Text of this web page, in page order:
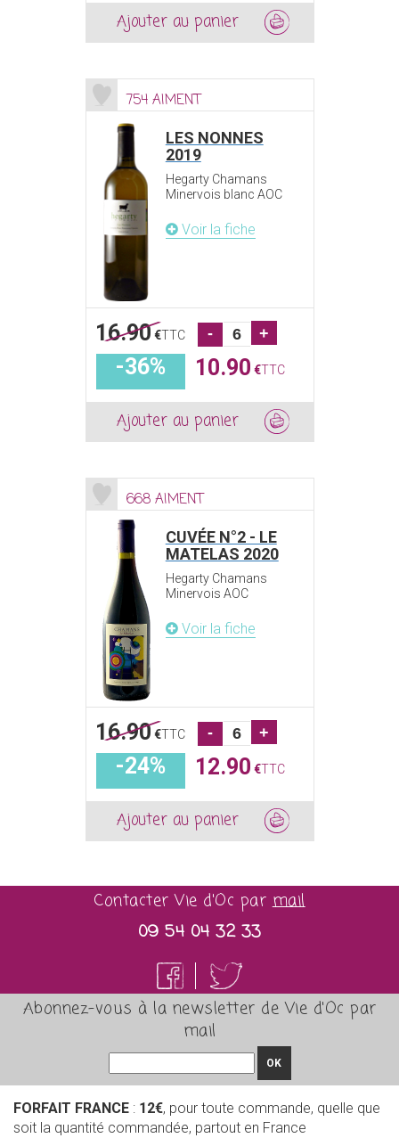
Ajouter au panier
754 AIMENT
LES NONNES
2019
Hegarty Chamans
Minervois blanc AOC
Voir la fiche
16.90 €TTC - +
-36% 10.90 €TTC
Ajouter au panier
668 AIMENT
CUVÉE N°2 - LE
MATELAS 2020
Hegarty Chamans
Minervois AOC
Voir la fiche
16.90 €TTC - +
-24% 12.90 €TTC
Ajouter au panier
Contacter Vie d'Oc parmail
09 54 04 32 33
Abonnez-vous à la newsletter de Vie d'Oc par
mail
OK
FORFAIT FRANCE : 12€, pour toute commande, quelle que
soit la quantité commandée, partout en France